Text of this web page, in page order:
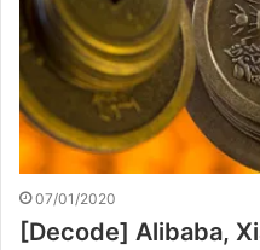
07/01/2020
[Decode] Alibaba,